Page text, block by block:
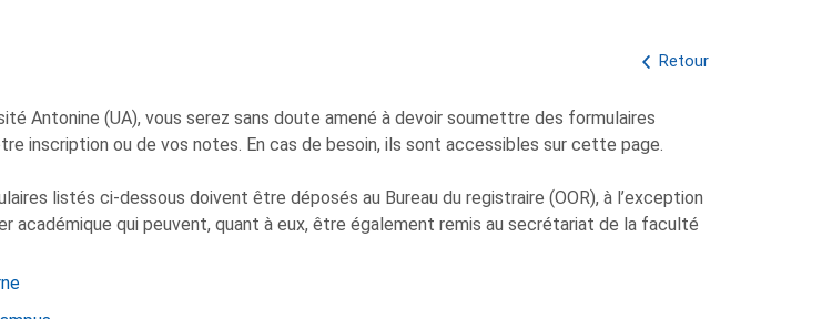
Retour
Antonine (UA), vous serez sans doute amené à devoir soumettre des formulaires
inscription ou de vos notes. En cas de besoin, ils sont accessibles sur cette page.
listés ci-dessous doivent être déposés au Bureau du registraire (OOR), à l’exception
académique qui peuvent, quant à eux, être également remis au secrétariat de la faculté